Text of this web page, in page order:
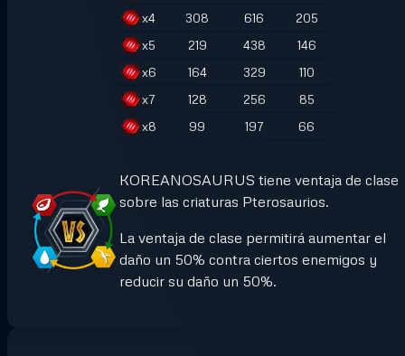
x4 308 616
205
x5 219 438
146
x6 164 329
110
x7 128 256
85
x8 99 197 66
KOREANOSAURUS tiene ventaja de clase
sobre las criaturas Pterosaurios.
La ventaja de clase permitirá aumentar el
daño un 50% contra ciertos enemigos y
reducir su daño un 50%.